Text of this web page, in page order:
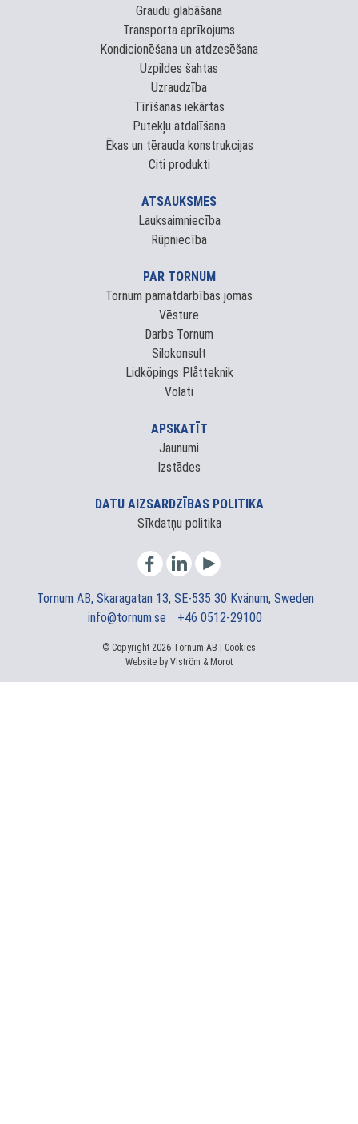
Graudu glabāšana
Transporta aprīkojums
Kondicionēšana un atdzesēšana
Uzpildes šahtas
Uzraudzība
Tīrīšanas iekārtas
Putekļu atdalīšana
Ēkas un tērauda konstrukcijas
Citi produkti
ATSAUKSMES
Lauksaimniecība
Rūpniecība
PAR TORNUM
Tornum pamatdarbības jomas
Vēsture
Darbs Tornum
Silokonsult
Lidköpings Plåtteknik
Volati
APSKATĪT
Jaunumi
Izstādes
DATU AIZSARDZĪBAS POLITIKA
Sīkdatņu politika
Tornum AB, Skaragatan 13, SE-535 30 Kvänum, Sweden
info@tornum.se
+46 0512-29100
© Copyright 2026 Tornum AB | Cookies
Website by Viström & Morot